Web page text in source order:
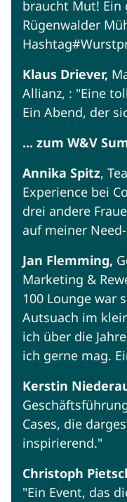
braucht Mut! Ein
Rügenwalder
Klaus Driever,
Allianz, : "Eine
Ein Abend, der
... zum W&V
Annika Spitz,
Experience bei
drei andere
auf meiner
Jan Flemming,
Marketing &
100 Lounge war
Autsuach im
ich über die
ich gerne mag.
Kerstin
Cases, die
inspirierend."
Christoph
"Ein Event, das